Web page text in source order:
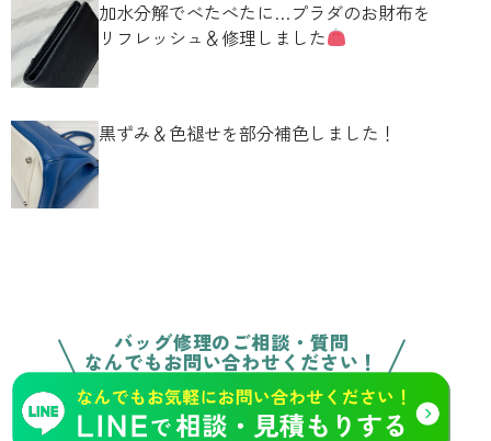
加水分解でべたべたに…プラダのお財布を
リフレッシュ＆修理しました
黒ずみ＆色褪せを部分補色しました！
バッグ修理のご相談・質問
なんでもお問い合わせください！